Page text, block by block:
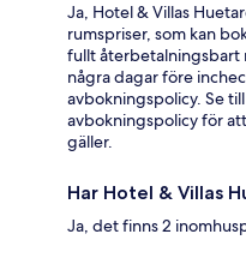
Ja, Hotel & Villas
rumspriser, som kan
fullt återbetalningsbart
några dagar före
avbokningspolicy. Se
avbokningspolicy för
gäller.
Har Hotel & Villas
Ja, det finns 2